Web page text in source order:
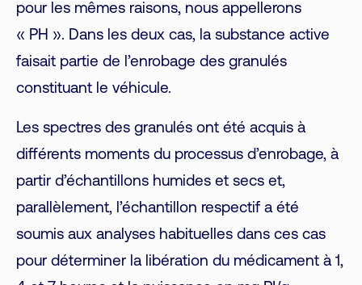
pour les mêmes raisons, nous appellerons
« PH ». Dans les deux cas, la substance active
faisait partie de l’enrobage des granulés
constituant le véhicule.
Les spectres des granulés ont été acquis à
différents moments du processus d’enrobage, à
partir d’échantillons humides et secs et,
parallèlement, l’échantillon respectif a été
soumis aux analyses habituelles dans ces cas
pour déterminer la libération du médicament à 1,